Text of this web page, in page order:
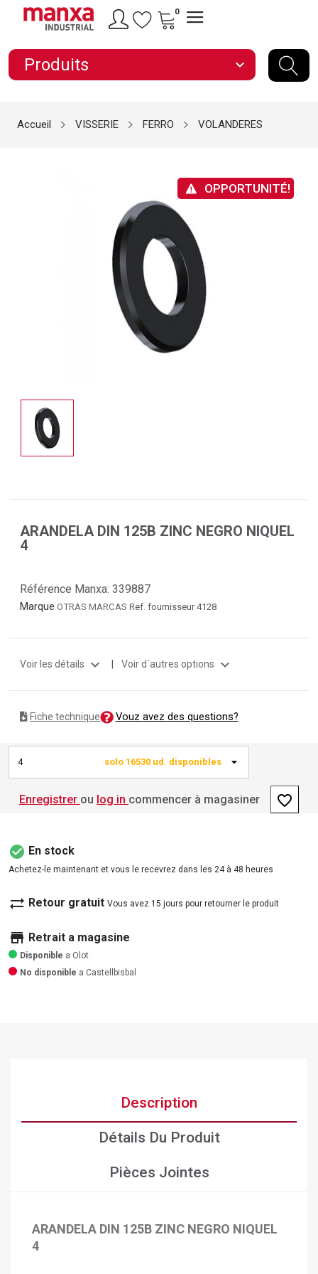
0
Produits expand_more
Accueil VISSERIE FERRO VOLANDERES
OPPORTUNITÉ!
ARANDELA DIN 125B ZINC NEGRO NIQUEL
4
Référence Manxa: 339887
Marque OTRAS MARCAS Ref. fournisseur 4128
Voir les détails expand_more | Voir d´autres options expand_more
Fiche technique Vouz avez des questions?
4 solo 16530 ud. disponibles
Enregistrer ou log in commencer à magasiner favorite_border
check_circle En stock
Achetez-le maintenant et vous le recevrez dans les 24 à 48 heures
sync_alt Retour gratuit Vous avez 15 jours pour retourner le produit
store Retrait a magasine
Disponible a Olot
No disponible a Castellbisbal
Description
Détails Du Produit
Pièces Jointes
ARANDELA DIN 125B ZINC NEGRO NIQUEL
4